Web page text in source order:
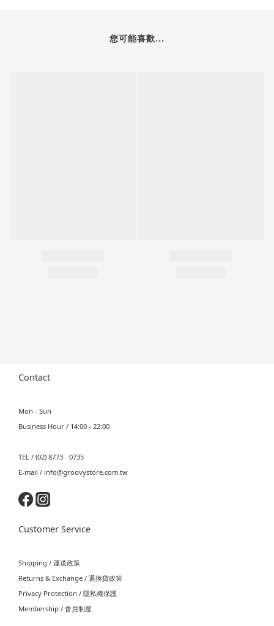
您可能喜歡...
Contact
Mon - Sun
Business Hour / 14:00 - 22:00
TEL / (02) 8773 - 0735
E-mail / info@groovystore.com.tw
Customer Service
Shipping / 運送政策
Returns & Exchange / 退換貨政策
Privacy Protection / 隱私權保護
Membership / 會員制度